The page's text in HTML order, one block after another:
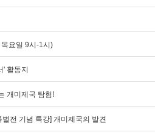
요일 9시-1시)
활동지
개미제국 탐험!
전 기념 특강] 개미제국의 발견